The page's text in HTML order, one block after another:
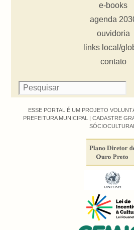
e-books
agenda
ouvidoria
links local/
contato
ESSE PORTAL É UM PROJETO
PREFEITURA MUNICIPAL | CADASTRE
SÓCIOCULTURAL